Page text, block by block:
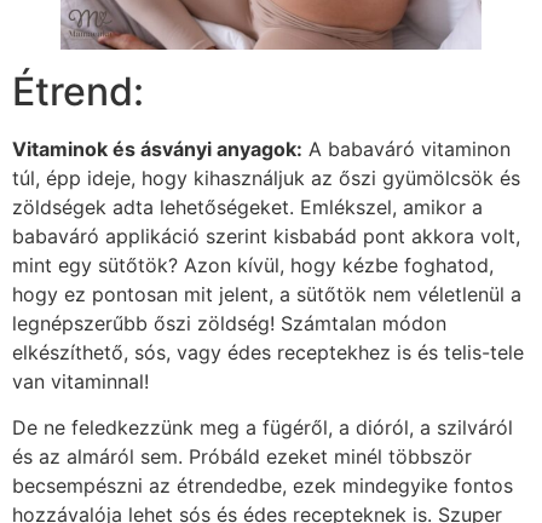
Étrend:
Vitaminok és ásványi anyagok: A babaváró vitaminon
túl, épp ideje, hogy kihasználjuk az őszi gyümölcsök és
zöldségek adta lehetőségeket. Emlékszel, amikor a
babaváró applikáció szerint kisbabád pont akkora volt,
mint egy sütőtök? Azon kívül, hogy kézbe foghatod,
hogy ez pontosan mit jelent, a sütőtök nem véletlenül a
legnépszerűbb őszi zöldség! Számtalan módon
elkészíthető, sós, vagy édes receptekhez is és telis-tele
van vitaminnal!
De ne feledkezzünk meg a fügéről, a dióról, a szilváról
és az almáról sem. Próbáld ezeket minél többször
becsempészni az étrendedbe, ezek mindegyike fontos
hozzávalója lehet sós és édes recepteknek is. Szuper